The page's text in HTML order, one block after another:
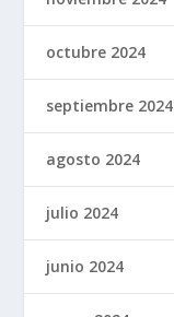
octubre 2024
septiembre 2024
agosto 2024
julio 2024
junio 2024